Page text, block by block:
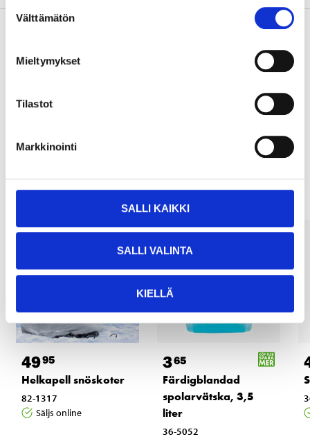
valinta
Välttämätön
Mieltymykset
Tilastot
Markkinointi
SALLI KAIKKI
SALLI VALINTA
KIELLÄ
Andra kunder köpte också
4995
Helkapell snöskoter
82-1317
Säljs online
365
Färdigblandad
spolarvätska, 3,5
liter
36-5052